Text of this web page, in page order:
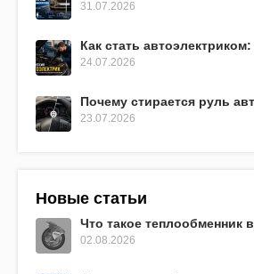
31.07.2026
Как стать автоэлектриком:
24.07.2026
Почему стирается руль
23.07.2026
Новые статьи
Что такое теплообменник
02.08.2026